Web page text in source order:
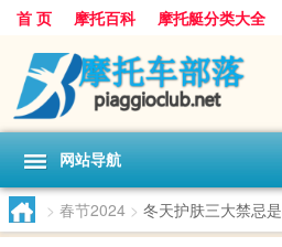
首 页 摩托百科 摩托艇分类大全
网站导航
> 春节2024 > 冬天护肤三大禁忌是